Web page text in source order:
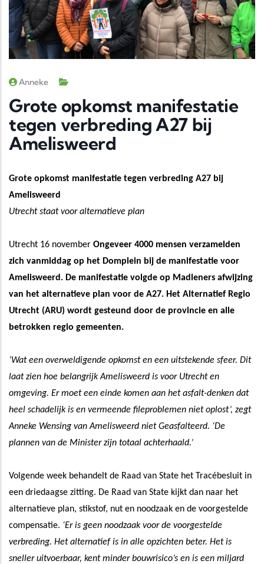
Anneke
Grote opkomst manifestatie
tegen verbreding A27 bij
Amelisweerd
Grote opkomst manifestatie tegen verbreding A27 bij
Amelisweerd
Utrecht staat voor alternatieve plan
Utrecht 16 november Ongeveer 4000 mensen verzamelden
zich vanmiddag op het Domplein bij de manifestatie voor
Amelisweerd. De manifestatie volgde op Madleners afwijzing
van het alternatieve plan voor de A27. Het Alternatief Regio
Utrecht (ARU) wordt gesteund door de provincie en alle
betrokken regio gemeenten.
‘Wat een overweldigende opkomst en een uitstekende sfeer. Dit
laat zien hoe belangrijk Amelisweerd is voor Utrecht en
omgeving. Er moet een einde komen aan het asfalt-denken dat
heel schadelijk is en vermeende fileproblemen niet oplost’, zegt
Anneke Wensing van Amelisweerd niet Geasfalteerd. ‘De
plannen van de Minister zijn totaal achterhaald.’
Volgende week behandelt de Raad van State het Tracébesluit in
een driedaagse zitting. De Raad van State kijkt dan naar het
alternatieve plan, stikstof, nut en noodzaak en de voorgestelde
compensatie. ‘Er is geen noodzaak voor de voorgestelde
verbreding. Het alternatief is in alle opzichten beter. Het is
sneller uitvoerbaar, kent minder bouwrisico’s en is een miljard